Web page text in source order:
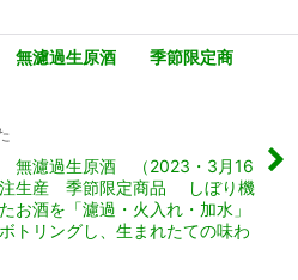
無濾過生原酒 季節限定商
濾過生原酒 （2023・3月16
注生産 季節限定商品 しぼり機
お酒を「濾過・火入れ・加水」
トリングし、生まれたての味わ